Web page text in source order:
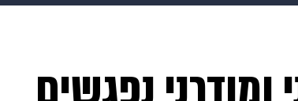
משפט תשעה חודשים מתכונים פרויקטים מיוחדים